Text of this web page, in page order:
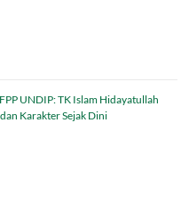
UNDIP: TK Islam Hidayatullah
Karakter Sejak Dini